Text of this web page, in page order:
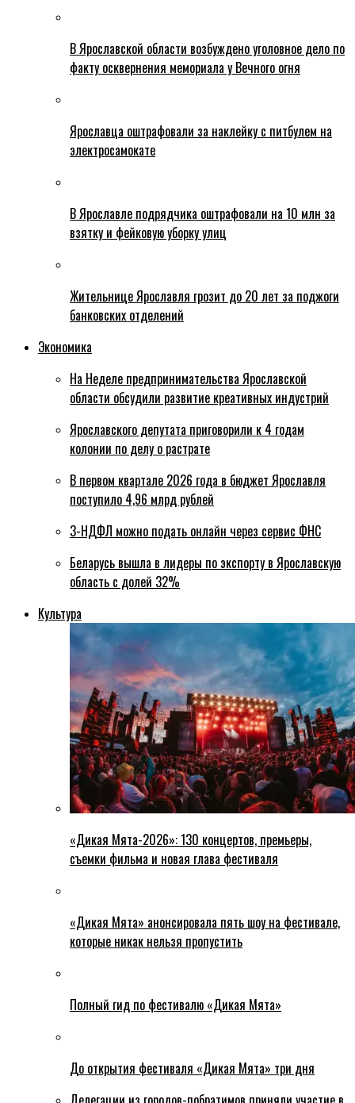
В Ярославской области возбуждено уголовное дело по
факту осквернения мемориала у Вечного огня
Ярославца оштрафовали за наклейку с питбулем на
электросамокате
В Ярославле подрядчика оштрафовали на 10 млн за
взятку и фейковую уборку улиц
Жительнице Ярославля грозит до 20 лет за поджоги
банковских отделений
Экономика
На Неделе предпринимательства Ярославской
области обсудили развитие креативных индустрий
Ярославского депутата приговорили к 4 годам
колонии по делу о растрате
В первом квартале 2026 года в бюджет Ярославля
поступило 4,96 млрд рублей
3-НДФЛ можно подать онлайн через сервис ФНС
Беларусь вышла в лидеры по экспорту в Ярославскую
область с долей 32%
Культура
«Дикая Мята-2026»: 130 концертов, премьеры,
съемки фильма и новая глава фестиваля
«Дикая Мята» анонсировала пять шоу на фестивале,
которые никак нельзя пропустить
Полный гид по фестивалю «Дикая Мята»
До открытия фестиваля «Дикая Мята» три дня